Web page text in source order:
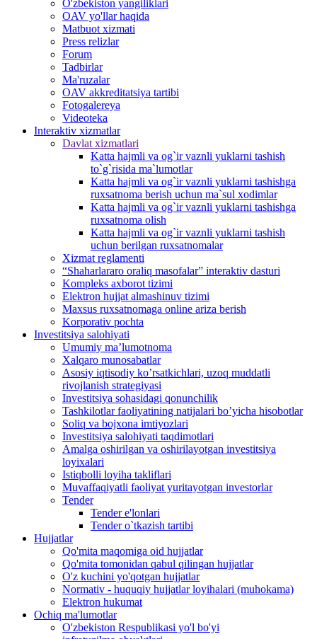
O'zbekiston yangiliklari
OAV yo'llar haqida
Matbuot xizmati
Press relizlar
Forum
Tadbirlar
Ma'ruzalar
OAV akkreditatsiya tartibi
Fotogalereya
Videoteka
Interaktiv xizmatlar
Davlat xizmatlari
Katta hajmli va og`ir vaznli yuklarni tashish
to`g`risida ma`lumotlar
Katta hajmli va og`ir vaznli yuklarni tashishga
ruxsatnoma berish uchun ma`sul xodimlar
Katta hajmli va og`ir vaznli yuklarni tashishga
ruxsatnoma olish
Katta hajmli va og`ir vaznli yuklarni tashish
uchun berilgan ruxsatnomalar
Xizmat reglamenti
“Shaharlararo oraliq masofalar” interaktiv dasturi
Kompleks axborot tizimi
Elektron hujjat almashinuv tizimi
Maxsus ruxsatnomaga online ariza berish
Korporativ pochta
Investitsiya salohiyati
Umumiy maʼlumotnoma
Xalqaro munosabatlar
Аsosiy iqtisodiy koʼrsatkichlari, uzoq muddatli
rivojlanish strategiyasi
Investitsiya sohasidagi qonunchilik
Tashkilotlar faoliyatining natijalari boʼyicha hisobotlar
Soliq va bojxona imtiyozlari
Investitsiya salohiyati taqdimotlari
Аmalga oshirilgan va oshirilayotgan investitsiya
loyixalari
Istiqbolli loyiha takliflari
Muvaffaqiyatli faoliyat yuritayotgan investorlar
Tender
Tender e'lonlari
Tender o`tkazish tartibi
Hujjatlar
Qo'mita maqomiga oid hujjatlar
Qo'mita tomonidan qabul qilingan hujjatlar
O'z kuchini yo'qotgan hujjatlar
Normativ - huquqiy hujjatlar loyihalari (muhokama)
Elektron hukumat
Ochiq ma'lumotlar
O'zbekiston Respublikasi yo'l bo'yi